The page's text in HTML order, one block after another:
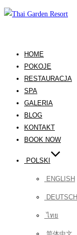
HOME
POKOJE
RESTAURACJA
SPA
GALERIA
BLOG
KONTAKT
BOOK NOW
POLSKI
ENGLISH
DEUTSCH
ไทย